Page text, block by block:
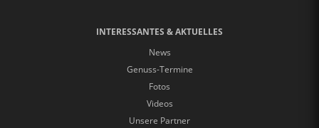
INTERESSANTES & AKTUELLES
News
Genuss-Termine
Fotos
Videos
Unsere Partner